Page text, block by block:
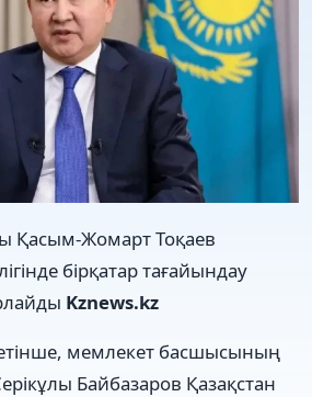
Қасым-Жомарт Тоқаев
бірқатар тағайындау
Kznews.kz
мемлекет басшысының
Байбазаров Қазақстан